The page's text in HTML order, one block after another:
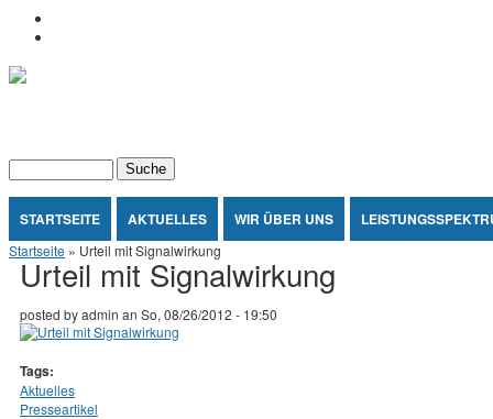
Jump to Content
Suchformular
Suche
STARTSEITE AKTUELLES WIR ÜBER UNS
Sie sind hier
Startseite » Urteil mit Signalwirkung
Urteil mit Signalwirkung
posted byadmin an So, 08/26/2012 - 19:50
Tags:
Aktuelles
Presseartikel